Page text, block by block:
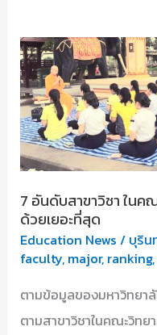
7 อันดับสาขาวิชา ในค
ด้วยเยอะที่สุด
Education News / บุริ
faculty, major, ranking,
ตามข้อมูลของมหาวิทยา
ตามสาขาวิชาในคณะวิท